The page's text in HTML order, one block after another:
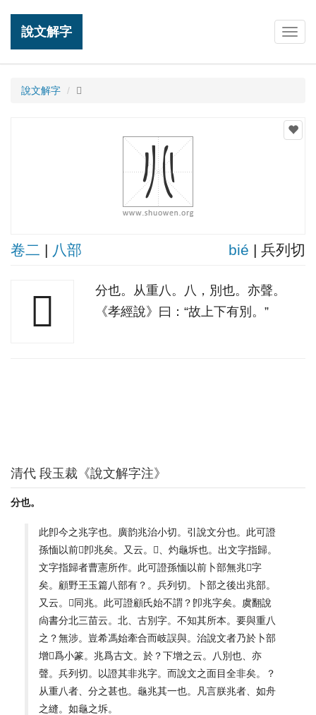
說文解字
說文解字 𠔁
卷二 | 八部 bié | 兵列切
𠔁
分也。从重八。八，別也。亦聲。
《孝經說》曰：“故上下有別。”
清代 段玉裁《說文解字注》
分也。
此卽今之兆字也。廣韵兆治小切。引說文分也。此可證
孫愐以前𠔁卽兆矣。又云。𠧞、灼龜坼也。出文字指歸。
文字指歸者曹憲所作。此可證孫愐以前卜部無兆𠧞字
矣。顧野王玉篇八部有？。兵列切。卜部之後出兆部。
又云。𠧞同兆。此可證顧氏始不謂？卽兆字矣。虞翻說
尙書分北三苗云。北、古別字。不知其所本。要與重八
之？無涉。豈希馮始牽合而岐誤與。治說文者乃於卜部
增𠧞爲小篆。兆爲古文。於？下增之云。八別也、亦
聲。兵列切。以證其非兆字。而說文之面目全非矣。？
从重八者、分之甚也。龜兆其一也。凡言朕兆者、如舟
之縫。如龜之坼。